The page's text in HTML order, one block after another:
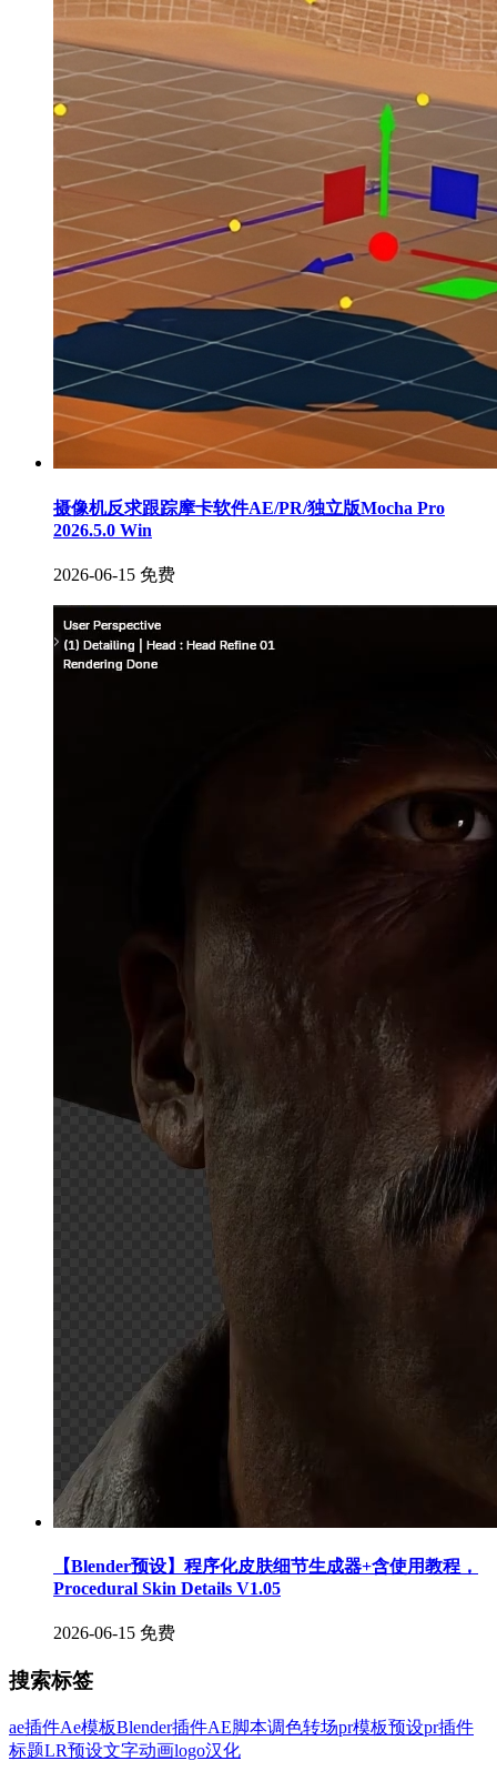
摄像机反求跟踪摩卡软件AE/PR/独立版Mocha Pro
2026.5.0 Win
2026-06-15 免费
【Blender预设】程序化皮肤细节生成器+含使用教程，
Procedural Skin Details V1.05
2026-06-15 免费
搜索标签
ae插件Ae模板Blender插件AE脚本调色转场pr模板预设pr插件
标题LR预设文字动画logo汉化